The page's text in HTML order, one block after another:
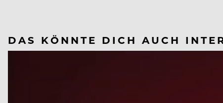
DAS KÖNNTE DICH AUCH